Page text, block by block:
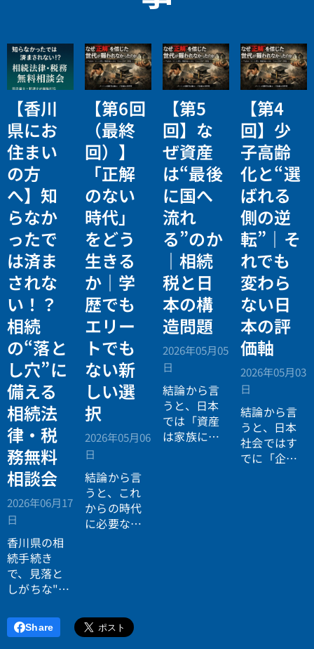
【香川
県にお
住まい
の方
へ】知
らなか
ったで
は済ま
されな
い！？
相続
の“落と
し穴”に
備える
相続法
律・税
務無料
相談会
2026年06月17
日
香川県の相
続手続き
で、見落と
しがちな"落
づいていま
すか？登
【第6回
（最終
回）】
「正解
のない
時代」
をどう
生きる
か｜学
歴でも
エリー
トでも
ない新
しい選
択
2026年05月06
日
結論から言
うと、これ
からの時代
に必要なの
です。
【第5
回】な
ぜ資産
は“最後
に国へ
流れ
る”のか
｜相続
税と日
本の構
造問題
2026年05月05
日
結論から言
うと、日本
では「資産
は家族に引
【第4
回】少
子高齢
化と“選
ばれる
側の逆
転”｜そ
れでも
変わら
ない日
本の評
価軸
2026年05月03
日
結論から言
うと、日本
社会ではす
でに「企業
Share